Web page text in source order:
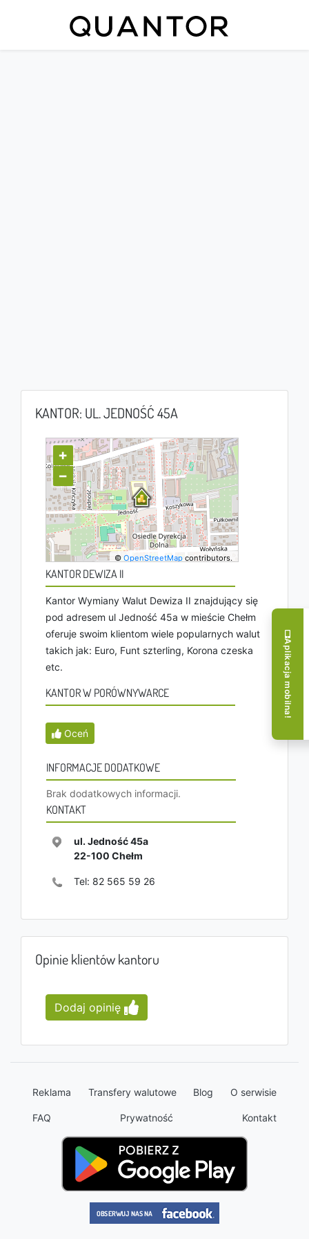
KANTOR: UL. JEDNOŚĆ 45A
+
−
©OpenStreetMap contributors.
KANTOR DEWIZA II
Kantor Wymiany Walut Dewiza II znajdujący się
pod adresem ul Jedność 45a w mieście Chełm
oferuje swoim klientom wiele popularnych walut
takich jak: Euro, Funt szterling, Korona czeska
etc.
KANTOR W PORÓWNYWARCE
Oceń
INFORMACJE DODATKOWE
Brak dodatkowych informacji.
KONTAKT
ul. Jedność 45a
22-100 Chełm
Tel: 82 565 59 26
Opinie klientów kantoru
Dodaj opinię
Reklama Transfery walutowe Blog O serwisie
FAQ Prywatność Kontakt
Aplikacja mobilna!